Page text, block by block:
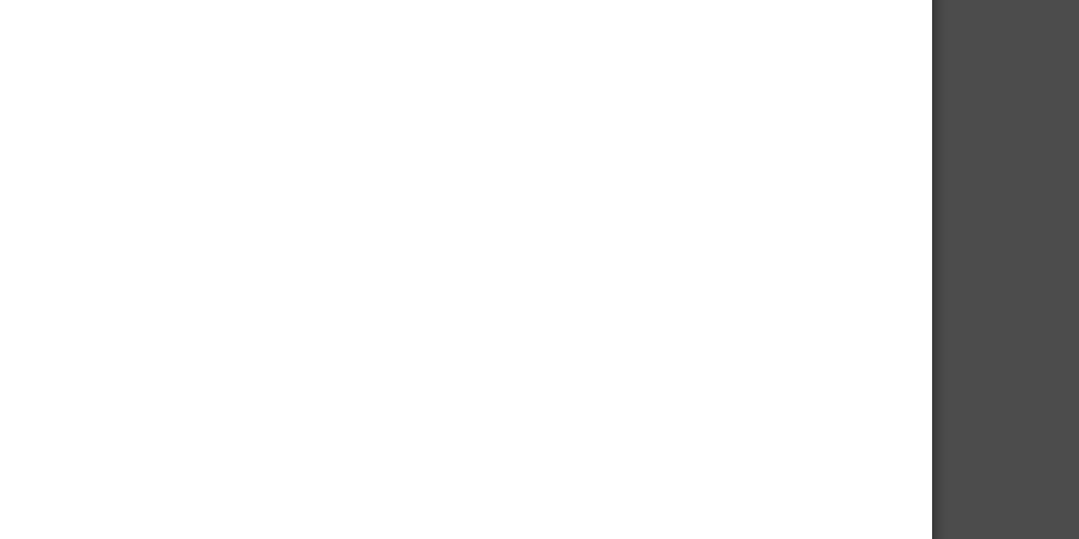
Bettzeug/-wäsche & Handtücher
AUD 0,-)
Refill Fee, zwischen AUD 30 - 50)
AUD 299
und Abwassertank: AUD 125
(Visa/Mastercard: 1,6 %, AmEx: 2,8 %)
Beträge (Einweggebühren usw.)
(Einweggebühren usw.)
115)